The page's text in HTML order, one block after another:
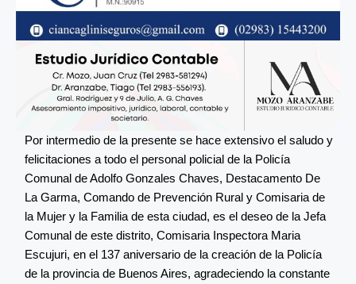
Por intermedio de la presente se hace extensivo el saludo y
felicitaciones a todo el personal policial de la Policía
Comunal de Adolfo Gonzales Chaves, Destacamento De
La Garma, Comando de Prevención Rural y Comisaria de
la Mujer y la Familia de esta ciudad, es el deseo de la Jefa
Comunal de este distrito, Comisaria Inspectora Maria
Escujuri, en el 137 aniversario de la creación de la Policía
de la provincia de Buenos Aires, agradeciendo la constante